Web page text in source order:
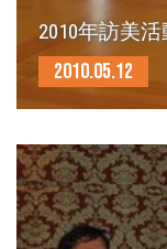
2010年訪美
2010.05.12